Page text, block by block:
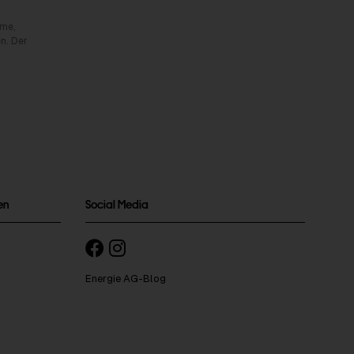
Der
Social Media
Energie AG-Blog